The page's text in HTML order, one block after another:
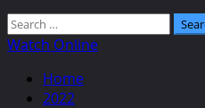
Search
for:
Watch Online
Home
2022